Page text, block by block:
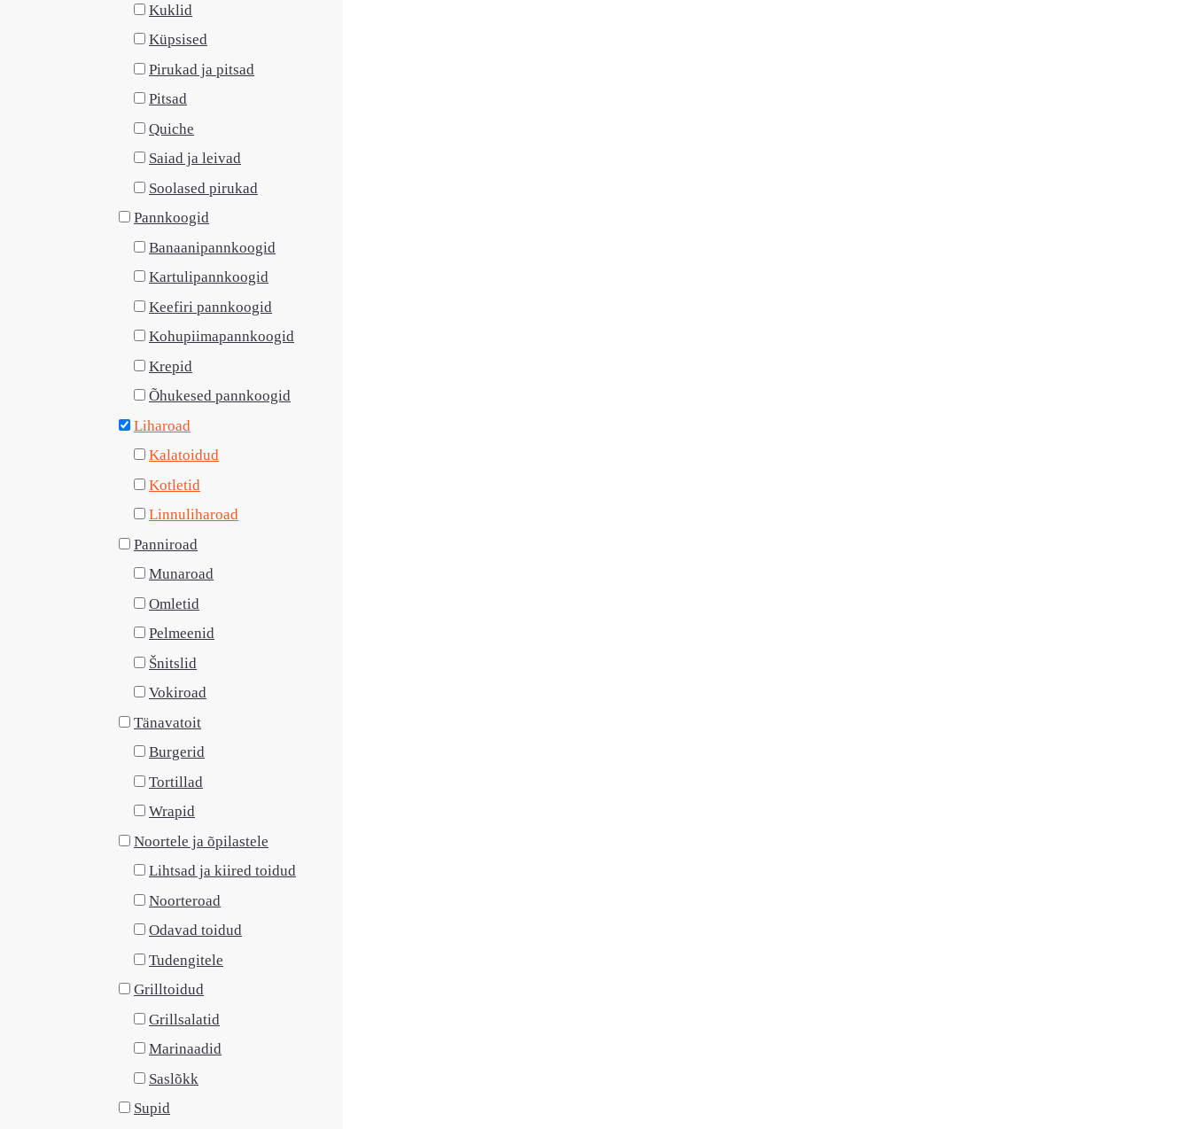
Kuklid
Küpsised
Pirukad ja pitsad
Pitsad
Quiche
Saiad ja leivad
Soolased pirukad
Pannkoogid
Banaanipannkoogid
Kartulipannkoogid
Keefiri pannkoogid
Kohupiimapannkoogid
Krepid
Õhukesed pannkoogid
Liharoad
Kalatoidud
Kotletid
Linnuliharoad
Panniroad
Munaroad
Omletid
Pelmeenid
Šnitslid
Vokiroad
Tänavatoit
Burgerid
Tortillad
Wrapid
Noortele ja õpilastele
Lihtsad ja kiired toidud
Noorteroad
Odavad toidud
Tudengitele
Grilltoidud
Grillsalatid
Marinaadid
Saslõkk
Supid